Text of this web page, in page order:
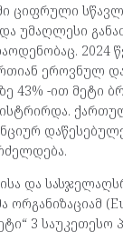
ციფრული
უმაღლესი
2024
ეროვნულ
43% -ით მეტი
და
ორგანიზაციამ
3 საუკეთესო